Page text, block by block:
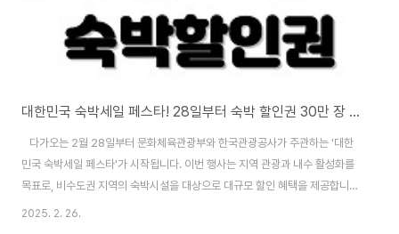
대한민국 숙박세일 페스타! 28일부터 숙박 할인권 30만 장 배포
​ 다가오는 2월 28일부터 문화체육관광부와 한국관광공사가 주관하는 '대한
민국 숙박세일 페스타'가 시작됩니다. 이번 행사는 지역 관광과 내수 활성화를
목표로, 비수도권 지역의 숙박시설을 대상으로 대규모 할인 혜택을 제공합니
다.​대한민국 숙박세일 페스타란?'대한민국 숙박세일 페스타'는 국내 여행을 촉
2025. 2. 26.